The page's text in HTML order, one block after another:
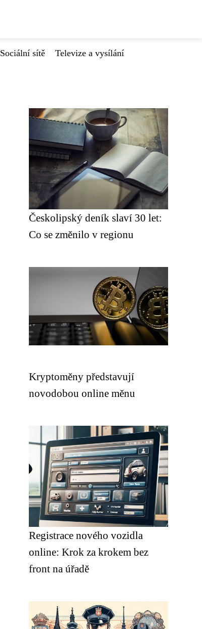
Sociální sítě Televize a vysílání
Českolipský deník slaví 30 let:
Co se změnilo v regionu
Kryptoměny představují
novodobou online měnu
Registrace nového vozidla
online: Krok za krokem bez
front na úřadě